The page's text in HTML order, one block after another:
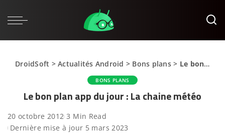
DroidSoft >Actualités Android > Bons plans> Le bon plan app du jour : La chaine météo
BONS PLANS
Le bon plan app du jour : La chaine météo
20 octobre 2012 3 Min Read
Dernière mise à jour 5 mars 2023